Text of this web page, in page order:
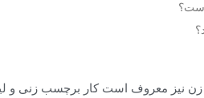
است؟
نیز معروف است کار برچسب زنی و